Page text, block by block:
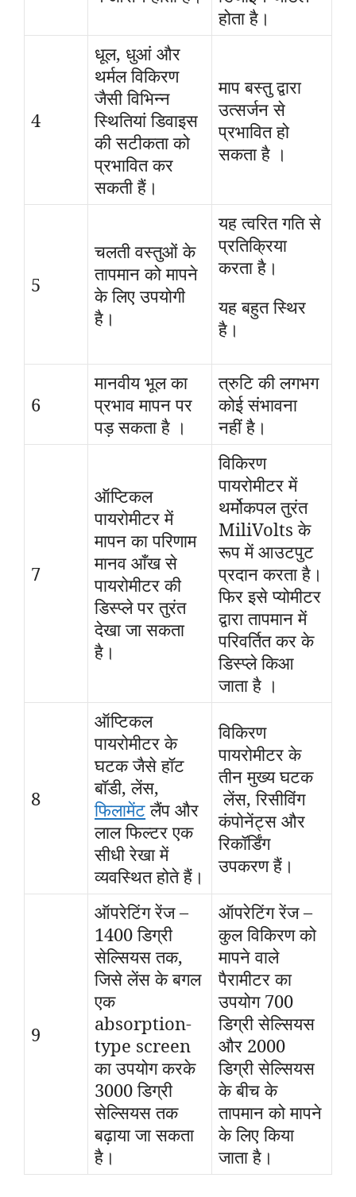
होता है।
4
धूल, धुआं और
थर्मल विकिरण
जैसी विभिन्न
स्थितियां डिवाइस
की सटीकता को
प्रभावित कर
सकती हैं।
माप बस्तु द्वारा
उत्सर्जन से
प्रभावित हो
सकता है ।
5
चलती वस्तुओं के
तापमान को मापने
के लिए उपयोगी
है।
यह त्वरित गति से
प्रतिक्रिया
करता है।
यह बहुत स्थिर
है।
6
मानवीय भूल का
प्रभाव मापन पर
पड़ सकता है ।
त्रुटि की लगभग
कोई संभावना
नहीं है।
7
ऑप्टिकल
पायरोमीटर में
मापन का परिणाम
मानव आँख से
पायरोमीटर की
डिस्प्ले पर तुरंत
देखा जा सकता
है।
विकिरण
पायरोमीटर में
थर्मोकपल तुरंत
MiliVolts के
रूप में आउटपुट
प्रदान करता है।
फिर इसे प्योमीटर
द्वारा तापमान में
परिवर्तित कर के
डिस्प्ले किआ
जाता है ।
8
ऑप्टिकल
पायरोमीटर के
घटक जैसे हॉट
बॉडी, लेंस,
फिलामेंटलैंप और
लाल फिल्टर एक
सीधी रेखा में
व्यवस्थित होते हैं।
विकिरण
पायरोमीटर के
तीन मुख्य घटक
लेंस, रिसीविंग
कंपोनेंट्स और
रिकॉर्डिंग
उपकरण हैं।
9
ऑपरेटिंग रेंज –
1400 डिग्री
सेल्सियस तक,
जिसे लेंस के बगल
एक
absorption-
type screen
का उपयोग करके
3000 डिग्री
सेल्सियस तक
बढ़ाया जा सकता
है।
ऑपरेटिंग रेंज –
कुल विकिरण को
मापने वाले
पैरामीटर का
उपयोग 700
डिग्री सेल्सियस
और 2000
डिग्री सेल्सियस
के बीच के
तापमान को मापने
के लिए किया
जाता है।